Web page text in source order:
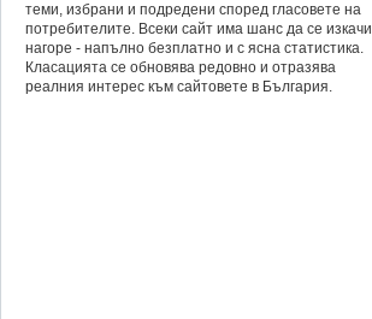
теми, избрани и подредени според гласовете на
потребителите. Всеки сайт има шанс да се изкачи
нагоре - напълно безплатно и с ясна статистика.
Класацията се обновява редовно и отразява
реалния интерес към сайтовете в България.